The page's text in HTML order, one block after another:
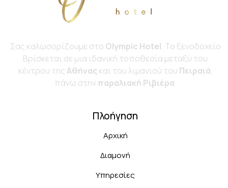
Σας καλωσορίζουμε στο Olympic Hotel. Το ξενοδοχείο
Bρίσκεται σε μια ιδανική τοποθεσία μεταξύ του
κέντρου τηςΑθήνας και του λιμανιού του Πειραιά,
πάνω στην παραλιακή Ριβιέρα.
Πλοήγηση
Αρχική
Διαμονή
Υπηρεσίες